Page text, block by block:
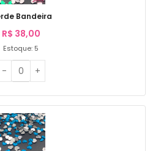
Bandeira
R$ 38,00
Estoque: 5